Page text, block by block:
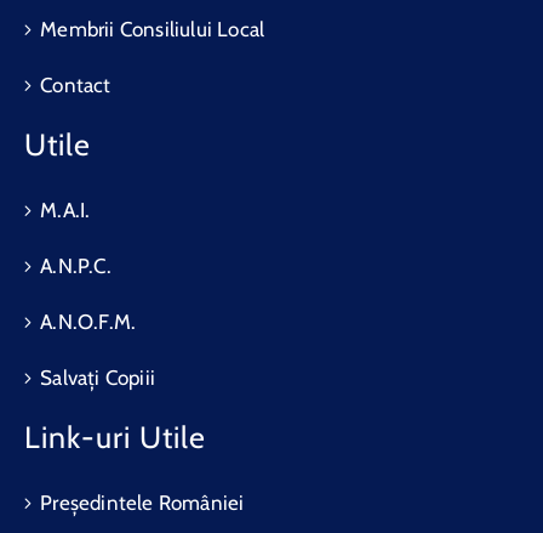
Membrii Consiliului Local
Contact
Utile
M.A.I.
A.N.P.C.
A.N.O.F.M.
Salvați Copiii
Link-uri Utile
Președintele României